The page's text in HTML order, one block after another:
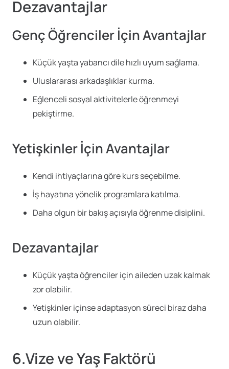
Dezavantajlar
Genç Öğrenciler İçin Avantajlar
Küçük yaşta yabancı dile hızlı uyum sağlama.
Uluslararası arkadaşlıklar kurma.
Eğlenceli sosyal aktivitelerle öğrenmeyi
pekiştirme.
Yetişkinler İçin Avantajlar
Kendi ihtiyaçlarına göre kurs seçebilme.
İş hayatına yönelik programlara katılma.
Daha olgun bir bakış açısıyla öğrenme disiplini.
Dezavantajlar
Küçük yaşta öğrenciler için aileden uzak kalmak
zor olabilir.
Yetişkinler içinse adaptasyon süreci biraz daha
uzun olabilir.
6.Vize ve Yaş Faktörü